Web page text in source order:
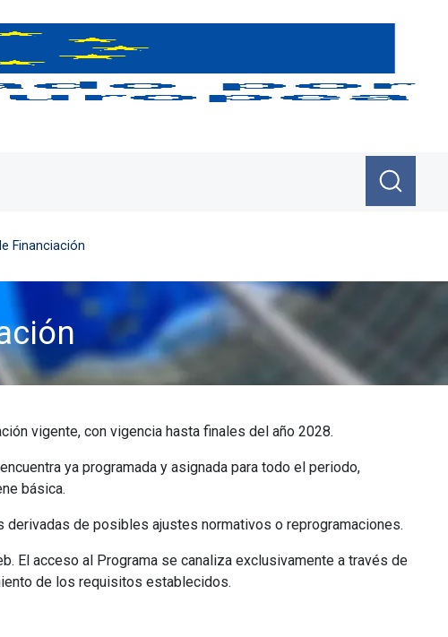
Financiación
vigente, con vigencia hasta finales del año 2028.
ya programada y asignada para todo el periodo,
básica.
de posibles ajustes normativos o reprogramaciones.
El acceso al Programa se canaliza exclusivamente a través de
de los requisitos establecidos.